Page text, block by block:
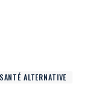
SANTÉ ALTERNATIVE